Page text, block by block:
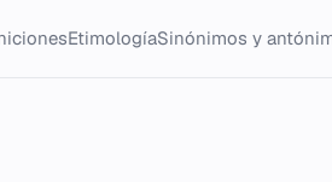
EtimologíaSinónimos y